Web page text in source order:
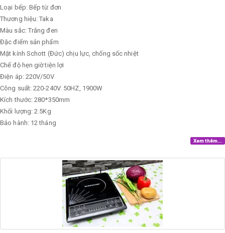
Loại bếp: Bếp từ đơn
Thương hiệu: Taka
Màu sắc: Trắng đen
Đặc điểm sản phẩm
Mặt kính Schott (Đức) chịu lực, chống sốc nhiệt
Chế độ hẹn giờ tiện lợi
Điện áp: 220V/50V
Công suất: 220-240V. 50HZ, 1900W
Kích thước: 280*350mm
Khối lượng: 2.5Kg
Bảo hành: 12 tháng
Xem thêm...